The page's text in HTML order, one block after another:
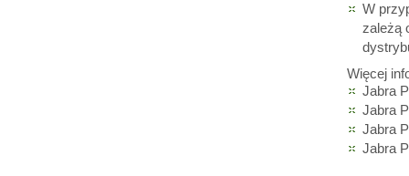
W
zależą
Więcej
Jabra
Jabra
Jabra
Jabra